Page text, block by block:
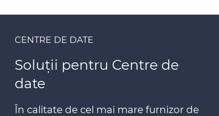
CENTRE DE DATE
Soluții pentru Centre de
date
În calitate de cel mai mare furnizor de